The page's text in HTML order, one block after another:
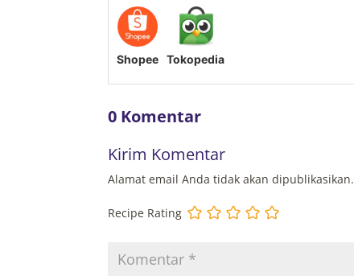
Shopee Tokopedia
0 Komentar
Kirim Komentar
Alamat email Anda tidak akan dipublikasikan.
Recipe Rating